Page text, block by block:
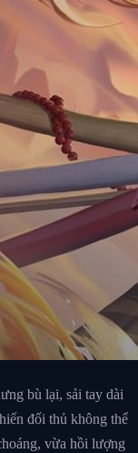
bù lại, sải tay dài
đối thủ không thể
vừa hồi lượng